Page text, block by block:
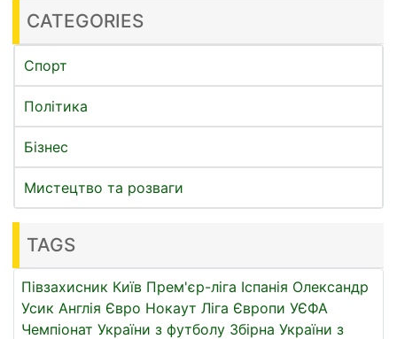
CATEGORIES
Спорт
Політика
Бізнес
Мистецтво та розваги
TAGS
Півзахисник Київ Прем'єр-ліга Іспанія Олександр
Усик Англія Євро Нокаут Ліга Європи УЄФА
Чемпіонат України з футболу Збірна України з